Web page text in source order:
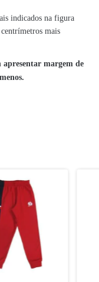
indicados na figura
mais
apresentar margem de